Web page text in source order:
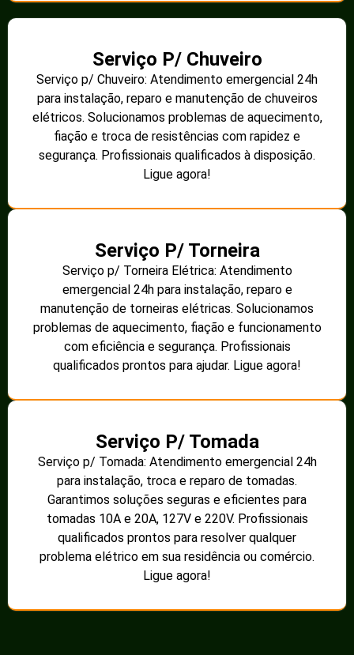
Serviço P/ Chuveiro
Serviço p/ Chuveiro: Atendimento emergencial 24h
para instalação, reparo e manutenção de chuveiros
elétricos. Solucionamos problemas de aquecimento,
fiação e troca de resistências com rapidez e
segurança. Profissionais qualificados à disposição.
Ligue agora!
Serviço P/ Torneira
Serviço p/ Torneira Elétrica: Atendimento
emergencial 24h para instalação, reparo e
manutenção de torneiras elétricas. Solucionamos
problemas de aquecimento, fiação e funcionamento
com eficiência e segurança. Profissionais
qualificados prontos para ajudar. Ligue agora!
Serviço P/ Tomada
Serviço p/ Tomada: Atendimento emergencial 24h
para instalação, troca e reparo de tomadas.
Garantimos soluções seguras e eficientes para
tomadas 10A e 20A, 127V e 220V. Profissionais
qualificados prontos para resolver qualquer
problema elétrico em sua residência ou comércio.
Ligue agora!